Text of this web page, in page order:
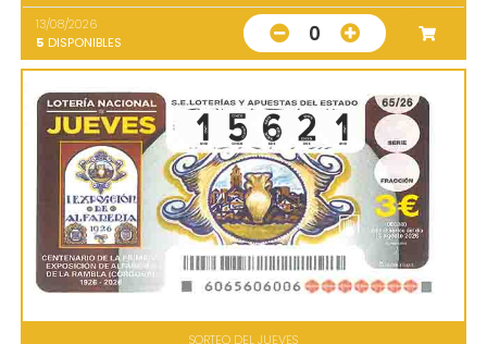
13/08/2026
5 DISPONIBLES 0
SORTEO DEL JUEVES